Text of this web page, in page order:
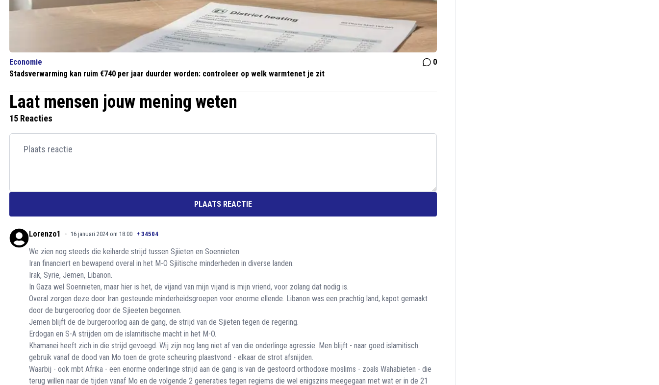
Economie
0
Stadsverwarming kan ruim €740 per jaar duurder worden: controleer op welk warmtenet je zit
Laat mensen jouw mening weten
15 Reacties
PLAATS REACTIE
Lorenzo1 16 januari 2024 om 18:00 + 34504
We zien nog steeds die keiharde strijd tussen Sjiieten en Soennieten.
Iran financiert en bewapend overal in het M-O Sjiitische minderheden in diverse landen.
Irak, Syrie, Jemen, Libanon.
In Gaza wel Soennieten, maar hier is het, de vijand van mijn vijand is mijn vriend, voor zolang dat nodig is.
Overal zorgen deze door Iran gesteunde minderheidsgroepen voor enorme ellende. Libanon was een prachtig land, kapot gemaakt
door de burgeroorlog door de Sjieeten begonnen.
Jemen blijft de de burgeroorlog aan de gang, de strijd van de Sjieten tegen de regering.
Erdogan en S-A strijden om de islamitische macht in het M-O.
Khamanei heeft zich in die strijd gevoegd. Wij zijn nog lang niet af van die onderlinge agressie. Men blijft - naar goed islamitisch
gebruik vanaf de dood van Mo toen de grote scheuring plaastvond - elkaar de strot afsnijden.
Waarbij - ook mbt Afrika - een enorme onderlinge strijd aan de gang is van de gestoord orthodoxe moslims - zoals Wahabieten - die
terug willen naar de tijden vanaf Mo en de volgende 2 generaties tegen regiems die wel enigszins meegegaan met wat er in de 21